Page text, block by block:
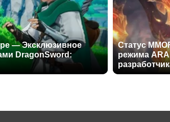
— Эксклюзивное
DragonSword:
Статус
режима